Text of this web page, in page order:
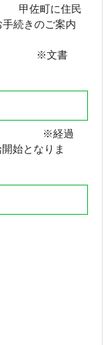
住民
続きのご案内
過
始となりま